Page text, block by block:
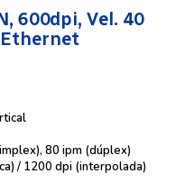
600dpi, Vel. 40
Ethernet
80 ipm (dúplex)
/ 1200 dpi (interpolada)